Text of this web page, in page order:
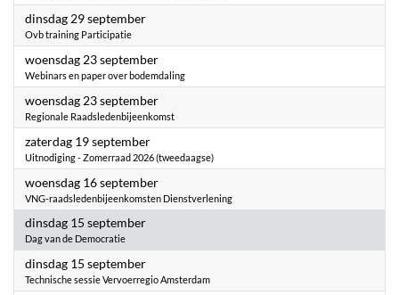
dinsdag 29 september2026
Ovb training Participatie
woensdag 23 september2026
Webinars en paper over bodemdaling
woensdag 23 september2026
Regionale Raadsledenbijeenkomst
zaterdag 19 september2026
Uitnodiging - Zomerraad 2026 (tweedaagse)
woensdag 16 september2026
VNG-raadsledenbijeenkomsten Dienstverlening
dinsdag 15 september2026
Dag van de Democratie
dinsdag 15 september2026
Technische sessie Vervoerregio Amsterdam